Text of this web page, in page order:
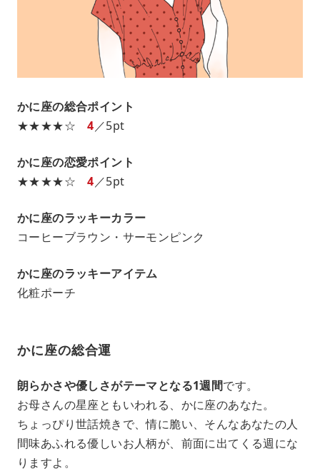
かに座の総合ポイント
★★★★☆4／5pt
かに座の恋愛ポイント
★★★★☆4／5pt
かに座のラッキーカラー
コーヒーブラウン・サーモンピンク
かに座のラッキーアイテム
化粧ポーチ
かに座の総合運
朗らかさや優しさがテーマとなる1週間です。
お母さんの星座ともいわれる、かに座のあなた。
ちょっぴり世話焼きで、情に脆い、そんなあなたの人
間味あふれる優しいお人柄が、前面に出てくる週にな
りますよ。